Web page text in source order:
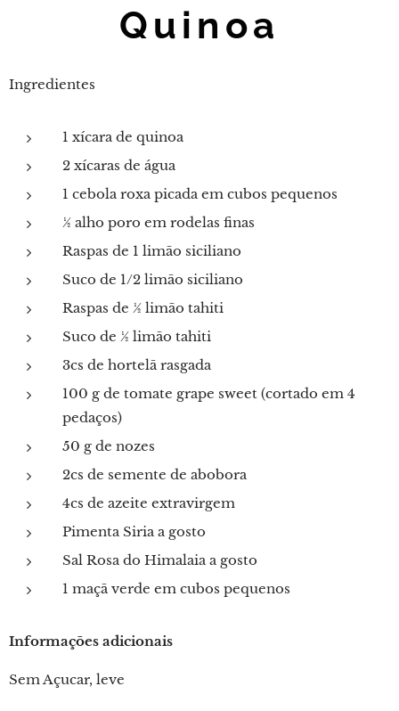
Quinoa
Ingredientes
1 xícara de quinoa
2 xícaras de água
1 cebola roxa picada em cubos pequenos
½ alho poro em rodelas finas
Raspas de 1 limão siciliano
Suco de 1/2 limão siciliano
Raspas de ½ limão tahiti
Suco de ½ limão tahiti
3cs de hortelã rasgada
100 g de tomate grape sweet (cortado em 4
pedaços)
50 g de nozes
2cs de semente de abobora
4cs de azeite extravirgem
Pimenta Siria a gosto
Sal Rosa do Himalaia a gosto
1 maçã verde em cubos pequenos
Informações adicionais
Sem Açucar, leve